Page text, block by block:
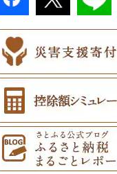
民芸品（4）